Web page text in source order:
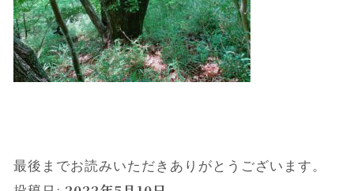
最後までお読みいただきありがとうございます。